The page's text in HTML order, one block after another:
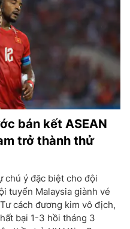
bán kết ASEAN
trở thành thử
chú ý đặc biệt cho đội
tuyển Malaysia giành vé
cách đương kim vô địch,
bại 1-3 hồi tháng 3